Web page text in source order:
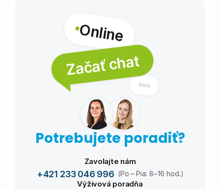
Online
Začať chat
Potrebujete poradiť?
Zavolajte nám
+421 233 046 996 (Po – Pia: 8–16 hod.)
Výživová poradňa